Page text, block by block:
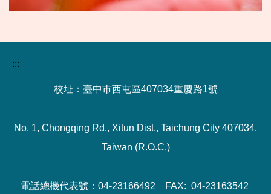
:::
校址：臺中市西屯區407034重慶路1號
No. 1, Chongqing Rd., Xitun Dist., Taichung City 407034,
Taiwan (R.O.C.)
電話總機代表號：04-23166492 FAX: 04-23163542